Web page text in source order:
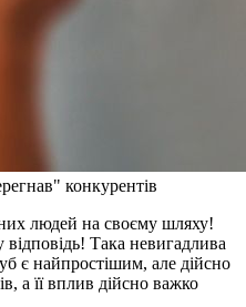
конкурентів
людей на своєму шляху!
відповідь! Така невигадлива
є найпростішим, але дійсно
а її вплив дійсно важко